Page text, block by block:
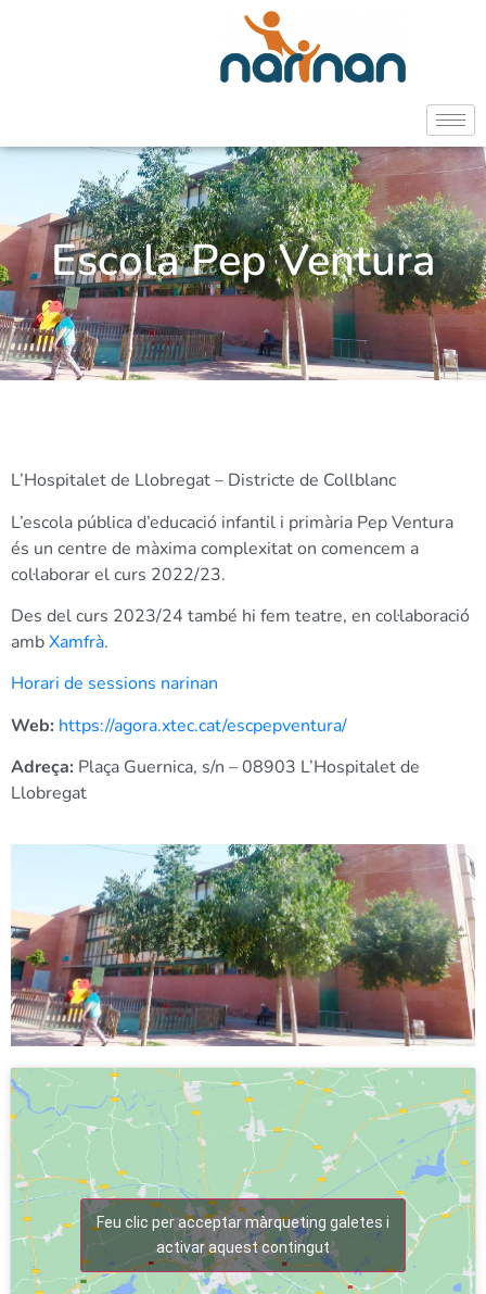
Escola Pep Ventura
L’Hospitalet de Llobregat – Districte de Collblanc
L’escola pública d’educació infantil i primària Pep Ventura
és un centre de màxima complexitat on comencem a
col·laborar el curs 2022/23.
Des del curs 2023/24 també hi fem teatre, en col·laboració
ambXamfrà.
Horari de sessions narinan
Web: https://agora.xtec.cat/escpepventura/
Adreça: Plaça Guernica, s/n – 08903 L’Hospitalet de
Llobregat
Feu clic per acceptar màrqueting galetes i
activar aquest contingut